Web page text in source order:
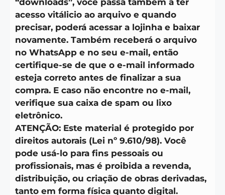
acesso vitálicio ao arquivo e quando
precisar, poderá acessar a lojinha e baixar
novamente. Também receberá o arquivo
no WhatsApp e no seu e-mail, então
certifique-se de que o e-mail informado
esteja correto antes de finalizar a sua
compra. E caso não encontre no e-mail,
verifique sua caixa de spam ou lixo
eletrônico.
ATENÇÃO: Este material é protegido por
direitos autorais (Lei nº 9.610/98). Você
pode usá-lo para fins pessoais ou
profissionais, mas é proibida a revenda,
distribuição, ou criação de obras derivadas,
tanto em forma física quanto digital.